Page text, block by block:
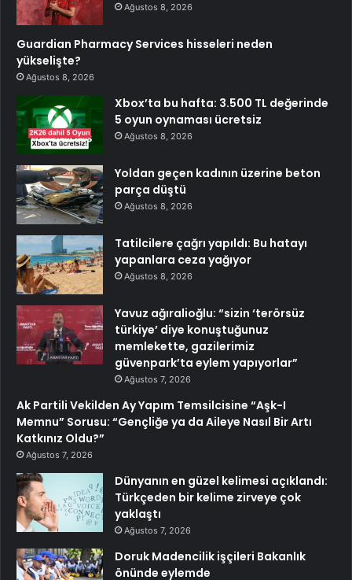
Ağustos 8, 2026
Guardian Pharmacy Services hisseleri neden
yükselişte?
Ağustos 8, 2026
Xbox’ta bu hafta: 3.500 TL değerinde
5 oyun oynaması ücretsiz
Ağustos 8, 2026
Yoldan geçen kadının üzerine beton
parça düştü
Ağustos 8, 2026
Tatilcilere çağrı yapıldı: Bu hatayı
yapanlara ceza yağıyor
Ağustos 8, 2026
Yavuz ağıralioğlu: “sizin ‘terörsüz
türkiye’ diye konuştuğunuz
memlekette, gazilerimiz
güvenpark’ta eylem yapıyorlar”
Ağustos 7, 2026
Ak Partili Vekilden Ay Yapım Temsilcisine “Aşk-I
Memnu” Sorusu: “Gençliğe ya da Aileye Nasıl Bir Artı
Katkınız Oldu?”
Ağustos 7, 2026
Dünyanın en güzel kelimesi açıklandı:
Türkçeden bir kelime zirveye çok
yaklaştı
Ağustos 7, 2026
Doruk Madencilik işçileri Bakanlık
önünde eylemde